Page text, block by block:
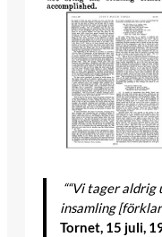
““Vi tager aldrig
insamling
Tornet, 15 juli,